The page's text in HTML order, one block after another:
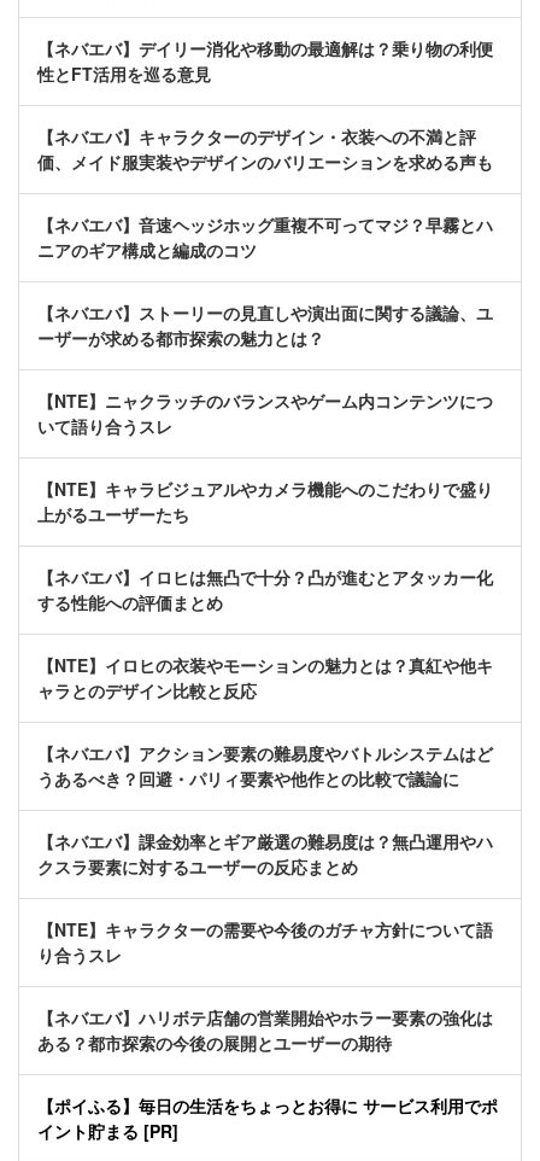
【ネバエバ】デイリー消化や移動の最適解は？乗り物の利便
性とFT活用を巡る意見
【ネバエバ】キャラクターのデザイン・衣装への不満と評
価、メイド服実装やデザインのバリエーションを求める声も
【ネバエバ】音速ヘッジホッグ重複不可ってマジ？早霧とハ
ニアのギア構成と編成のコツ
【ネバエバ】ストーリーの見直しや演出面に関する議論、ユ
ーザーが求める都市探索の魅力とは？
【NTE】ニャクラッチのバランスやゲーム内コンテンツにつ
いて語り合うスレ
【NTE】キャラビジュアルやカメラ機能へのこだわりで盛り
上がるユーザーたち
【ネバエバ】イロヒは無凸で十分？凸が進むとアタッカー化
する性能への評価まとめ
【NTE】イロヒの衣装やモーションの魅力とは？真紅や他キ
ャラとのデザイン比較と反応
【ネバエバ】アクション要素の難易度やバトルシステムはど
うあるべき？回避・パリィ要素や他作との比較で議論に
【ネバエバ】課金効率とギア厳選の難易度は？無凸運用やハ
クスラ要素に対するユーザーの反応まとめ
【NTE】キャラクターの需要や今後のガチャ方針について語
り合うスレ
【ネバエバ】ハリボテ店舗の営業開始やホラー要素の強化は
ある？都市探索の今後の展開とユーザーの期待
【ポイふる】毎日の生活をちょっとお得に サービス利用でポ
イント貯まる [PR]